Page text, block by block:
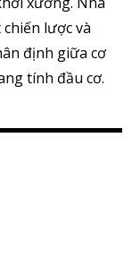
lược và
định giữa cơ
tính đầu cơ.